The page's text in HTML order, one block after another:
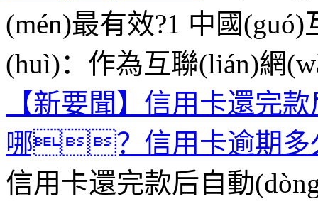
(mén)最有效?1 中國
(huì)：作為互聯(lián)網
【新要聞】信用卡還完
哪？信用卡逾期多
信用卡還完款后自動